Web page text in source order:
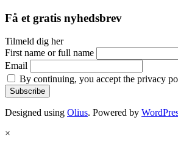
Få et gratis nyhedsbrev
Tilmeld dig her
First name or full name
Email
By continuing, you accept the privacy
Designed using Olius. Powered by
×